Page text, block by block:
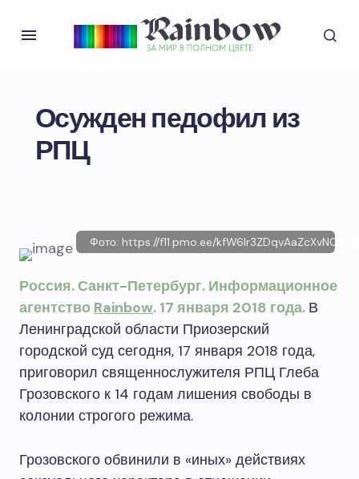
Осужден педофил из
РПЦ
Фото: https://f11.pmo.ee/
Россия. Санкт-Петербург. Информационное
агентство Rainbow. 17 января 2018 года. В
Ленинградской области Приозерский
городской суд сегодня, 17 января 2018 года,
приговорил священнослужителя РПЦ Глеба
Грозовского к 14 годам лишения свободы в
колонии строгого режима.
Грозовского обвинили в «иных» действиях